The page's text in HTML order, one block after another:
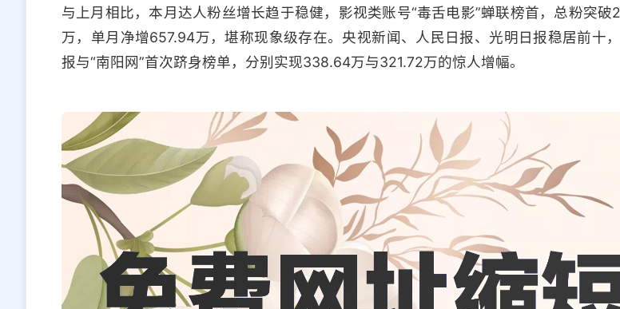
与上月相比，本月达人粉丝增长趋于稳健，影视类账号“毒舌电影”蝉联榜首，总粉突破
万，单月净增657.94万，堪称现象级存在。央视新闻、人民日报、光明日报稳居前十
报与“南阳网”首次跻身榜单，分别实现338.64万与321.72万的惊人增幅。